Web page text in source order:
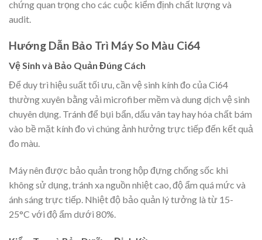
chứng quan trọng cho các cuộc kiểm định chất lượng và
audit.
Hướng Dẫn Bảo Trì Máy So Màu Ci64
Vệ Sinh và Bảo Quản Đúng Cách
Để duy trì hiệu suất tối ưu, cần vệ sinh kính đo của Ci64
thường xuyên bằng vải microfiber mềm và dung dịch vệ sinh
chuyên dụng. Tránh để bụi bẩn, dấu vân tay hay hóa chất bám
vào bề mặt kính đo vì chúng ảnh hưởng trực tiếp đến kết quả
đo màu.
Máy nên được bảo quản trong hộp đựng chống sốc khi
không sử dụng, tránh xa nguồn nhiệt cao, độ ẩm quá mức và
ánh sáng trực tiếp. Nhiệt độ bảo quản lý tưởng là từ 15-
25°C với độ ẩm dưới 80%.